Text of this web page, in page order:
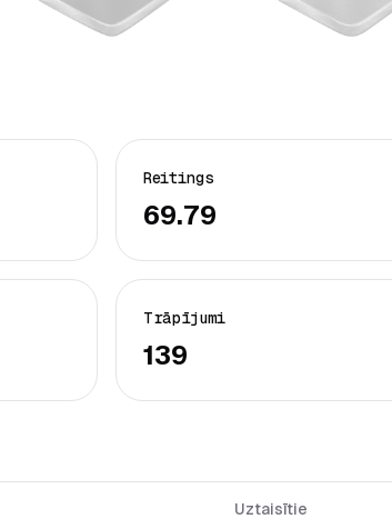
Reitings
69.79
Trāpījumi
139
Uztaisītie